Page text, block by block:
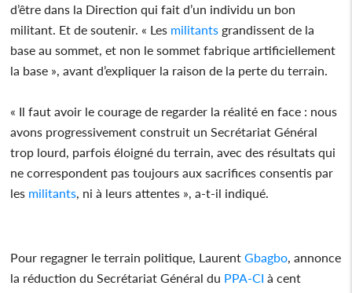
d’être dans la Direction qui fait d’un individu un bon
militant. Et de soutenir. « Les militants grandissent de la
base au sommet, et non le sommet fabrique artificiellement
la base », avant d’expliquer la raison de la perte du terrain.
« Il faut avoir le courage de regarder la réalité en face : nous
avons progressivement construit un Secrétariat Général
trop lourd, parfois éloigné du terrain, avec des résultats qui
ne correspondent pas toujours aux sacrifices consentis par
les militants , ni à leurs attentes », a-t-il indiqué.
Pour regagner le terrain politique, LaurentGbagbo , annonce
la réduction du Secrétariat Général du PPA-CI à cent